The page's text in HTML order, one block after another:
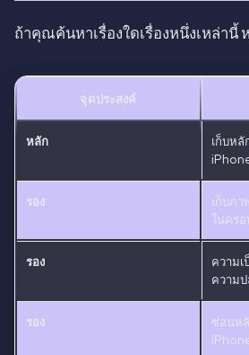
ถ้าคุณค้นหาเรื่องใดเรื่องหนึ่งเหล่า
จุดประสงค์
หลัก
เก็บห
รอง
เก็บภ
ในคร
รอง
ความ
ความ
รอง
ซ่อนห